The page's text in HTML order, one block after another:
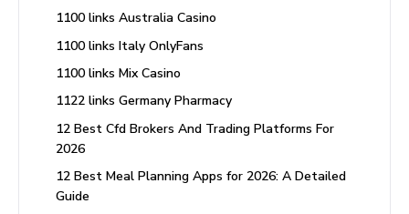
1100 links Australia Casino
1100 links Italy OnlyFans
1100 links Mix Casino
1122 links Germany Pharmacy
12 Best Cfd Brokers And Trading Platforms For
2026
12 Best Meal Planning Apps for 2026: A Detailed
Guide